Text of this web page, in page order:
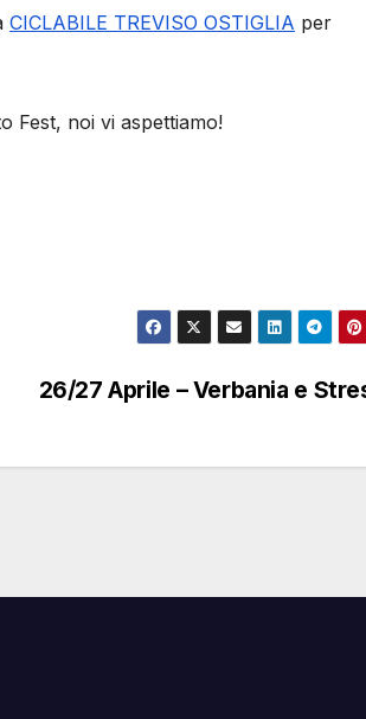
CICLABILE TREVISO OSTIGLIA per
Fest, noi vi aspettiamo!
26/27 Aprile – Verbania e